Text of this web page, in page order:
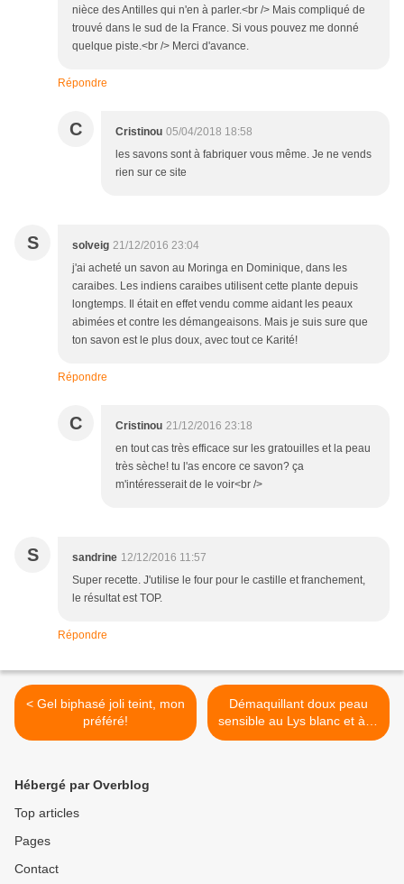
nièce des Antilles qui n'en à parler.<br /> Mais compliqué de
trouvé dans le sud de la France. Si vous pouvez me donné
quelque piste.<br /> Merci d'avance.
Répondre
C Cristinou 05/04/2018 18:58
les savons sont à fabriquer vous même. Je ne vends
rien sur ce site
S solveig 21/12/2016 23:04
j'ai acheté un savon au Moringa en Dominique, dans les
caraibes. Les indiens caraibes utilisent cette plante depuis
longtemps. Il était en effet vendu comme aidant les peaux
abimées et contre les démangeaisons. Mais je suis sure que
ton savon est le plus doux, avec tout ce Karité!
Répondre
C Cristinou 21/12/2016 23:18
en tout cas très efficace sur les gratouilles et la peau
très sèche! tu l'as encore ce savon? ça
m'intéresserait de le voir<br />
S sandrine 12/12/2016 11:57
Super recette. J'utilise le four pour le castille et franchement,
le résultat est TOP.
Répondre
< Gel biphasé joli teint, mon
préféré!
Démaquillant doux peau
sensible au Lys blanc et à la
Rose >
Hébergé par Overblog
Top articles
Pages
Contact